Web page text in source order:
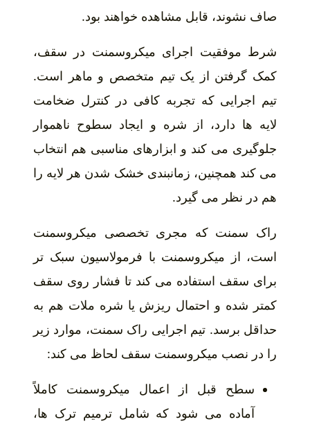
صاف نشوند، قابل مشاهده خواهند بود.
شرط موفقیت اجرای میکروسمنت در سقف،
کمک گرفتن از یک تیم متخصص و ماهر است.
تیم اجرایی که تجربه کافی در کنترل ضخامت
لایه ها دارد، از شره و ایجاد سطوح ناهموار
جلوگیری می کند و ابزارهای مناسبی هم انتخاب
می کند همچنین، زمانبندی خشک شدن هر لایه را
هم در نظر می گیرد.
راک سمنت که مجری تخصصی میکروسمنت
است، از میکروسمنت با فرمولاسیون سبک تر
برای سقف استفاده می کند تا فشار روی سقف
کمتر شده و احتمال ریزش یا شره ملات هم به
حداقل برسد. تیم اجرایی راک سمنت، موارد زیر
را در نصب میکروسمنت سقف لحاظ می کند:
سطح قبل از اعمال میکروسمنت کاملاً
آماده می شود که شامل ترمیم ترک ها،